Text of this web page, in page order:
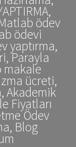
ödev
ödevi
yaptırma,
Parayla
makale
ücreti,
Akademik
Fiyatları
Ödev
Blog